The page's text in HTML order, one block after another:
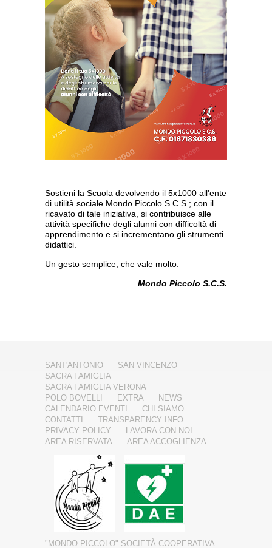
Sostieni la Scuola devolvendo il 5x1000 all'ente
di utilità sociale Mondo Piccolo S.C.S.; con il
ricavato di tale iniziativa, si contribuisce alle
attività specifiche degli alunni con difficoltà di
apprendimento e si incrementano gli strumenti
didattici.
Un gesto semplice, che vale molto.
Mondo Piccolo S.C.S.
SANT'ANTONIO
SAN VINCENZO
SACRA FAMIGLIA
SACRA FAMIGLIA VERONA
POLO BOVELLI
EXTRA
NEWS
CALENDARIO EVENTI
CHI SIAMO
CONTATTI
TRANSPARENCY INFO
PRIVACY POLICY
LAVORA CON NOI
AREA RISERVATA
AREA ACCOGLIENZA
"MONDO PICCOLO" SOCIETÀ COOPERATIVA